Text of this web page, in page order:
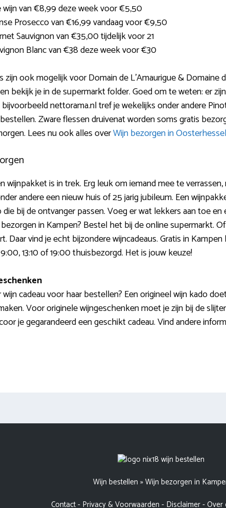
wijn van €8,99 deze week voor €5,50
Prosecco van €16,99 vandaag voor €9,50
Sauvignon van €35,00 tijdelijk voor 21
Blanc van €38 deze week voor €30
ook mogelijk voor Domain de L’Amaurigue & Domaine
bekijk je in de supermarkt folder. Goed om te weten: er
nettorama.nl tref je wekelijks onder andere
Zware flessen druivenat worden soms gratis
Lees nu ook alles overWijn bezorgen in
wijnpakket is in trek. Erg leuk om iemand mee te
andere een nieuw huis of 25 jarig jubileum. Een
bij de ontvanger passen. Voeg er wat lekkers aan toe
in Kampen? Bestel het bij de online supermarkt.
Daar vind je echt bijzondere wijncadeaus. Gratis in
13:10 of 19:00 thuisbezorgd. Het is jouw keuze!
cadeau voor haar bestellen? Een origineel wijn kado
Voor originele wijngeschenken moet je zijn bij de
je gegarandeerd een geschikt cadeau. Vind andere
Wijn bestellen »Wijn bezorgen in
Contact- Privacy & Voorwaarden - Disclaimer-Over